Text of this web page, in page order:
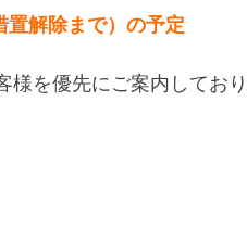
置解除まで）の予定
を優先にご案内しており